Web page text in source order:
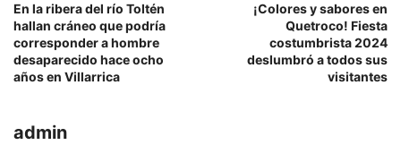
En la ribera del río Toltén
hallan cráneo que podría
corresponder a hombre
desaparecido hace ocho
años en Villarrica
¡Colores y sabores en
Quetroco! Fiesta
costumbrista 2024
deslumbró a todos sus
visitantes
admin